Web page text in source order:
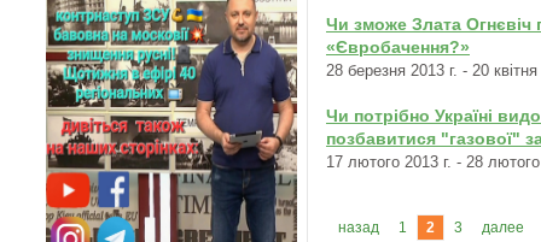
Чи зможе Злата Огнєвіч
«Євробачення?»
28 березня 2013 г. - 20 квітня
Чи потрібно Україні
позбавитися "газової"
17 лютого 2013 г. - 28
назад 1 2 3 далее